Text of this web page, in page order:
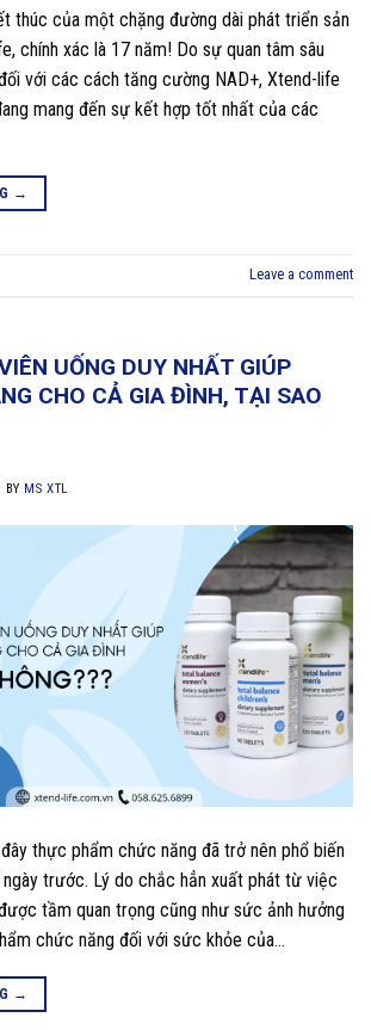
thúc của một chặng đường dài phát triển sản
chính xác là 17 năm! Do sự quan tâm sâu
với các cách tăng cường NAD+, Xtend-life
mang đến sự kết hợp tốt nhất của các
→
Leave a comment
UỐNG DUY NHẤT GIÚP
CHO CẢ GIA ĐÌNH, TẠI SAO
BY MS XTL
thực phẩm chức năng đã trở nên phổ biến
trước. Lý do chắc hẳn xuất phát từ việc
tầm quan trọng cũng như sức ảnh hưởng
chức năng đối với sức khỏe của…
→